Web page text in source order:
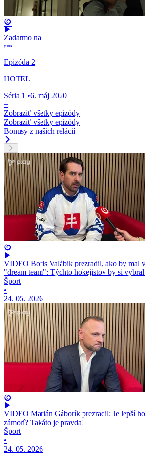
Zadarmo na
Epizóda 2
HOTEL
Séria 1 •6. máj 2020
+
Zobraziť všetky epizódy
Zobraziť všetky epizódy
Bonusy z našich relácií
VIDEO Boris Valábik prezradil, ako by mal
"dream team": Týchto hokejistov by si
Šport
•
24. 05. 2026
VIDEO Marián Gáborík prezradil: Je lepší
zámorí? Takáto je pravda!
Šport
•
24. 05. 2026